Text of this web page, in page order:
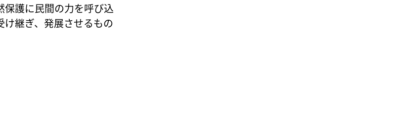
護に民間の力を呼び込
継ぎ、発展させるもの